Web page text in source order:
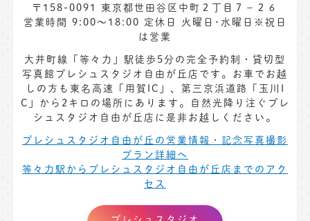
〒158-0091 東京都世田谷区中町２丁目７−２６
営業時間 9:00～18:00 定休日 火曜日･水曜日※祝日
は営業
大井町線「等々力」駅徒歩5分の完全予約制・貸切型
写真館プレシュスタジオ自由が丘店です。お車でお越
しの方も東名高速「用賀IC」、第三京浜道路「玉川I
C」から2キロの場所にあります。自然光降り注ぐプレ
シュスタジオ自由が丘店に是非お越しください。
プレシュスタジオ自由が丘の営業情報・記念写真撮影
プラン詳細へ
等々力駅からプレシュスタジオ自由が丘店までのアク
セス